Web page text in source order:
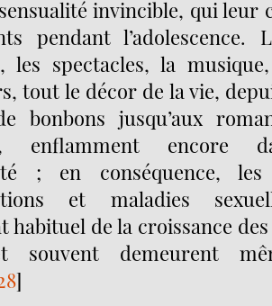
invincible, qui leur
pendant l’adolescence.
les spectacles, la
tout le décor de la vie,
bonbons jusqu’aux
enflamment encore
; en conséquence,
et maladies
habituel de la croissance
souvent demeurent
]